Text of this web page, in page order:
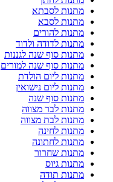
מתנות לסבתא
מתנות לסבא
מתנות להורים
מתנות לדודה ולדוד
מתנות סוף שנה לגננות
מתנות סוף שנה למורים
מתנות ליום הולדת
מתנות ליום נישואין
מתנות סוף שנה
מתנות לבר מצווה
מתנות לבת מצווה
מתנות לחינה
מתנות לחתונה
מתנות שחרור
מתנות גיוס
מתנות תודה